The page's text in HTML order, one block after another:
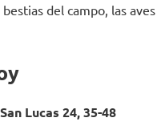
del campo, las
Lucas 24, 35-48